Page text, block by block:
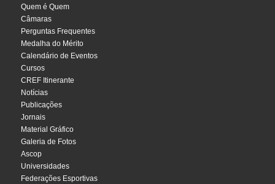
Quem é Quem
Câmaras
Perguntas Frequentes
Medalha do Mérito
Calendário de Eventos
Cursos
CREF Itinerante
Notícias
Publicações
Jornais
Material Gráfico
Galeria de Fotos
Ascop
Universidades
Federações Esportivas